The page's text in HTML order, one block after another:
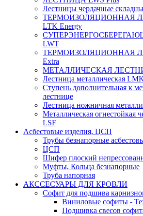
Лестницы чердачные
ТЕРМОИЗОЛЯЦИОННАЯ
LTK Energy
LWT
ТЕРМОИЗОЛЯЦИОННАЯ
Extra
МЕТАЛЛИЧЕСКАЯ
Лестница металлическая
Ступень дополнительная к
лестнице
Лестница ножничная
Металлическая огнестойкая
LSF
Асбестовые изделия, ЦСП
Трубы безнапорные
ЦСП
Шифер плоский
Муфты, Кольца безнапорные
Труба напорная
АКССЕСУАРЫ ДЛЯ КРОВЛИ
Софит для подшива
Виниловые софиты -
Подшивка свесов